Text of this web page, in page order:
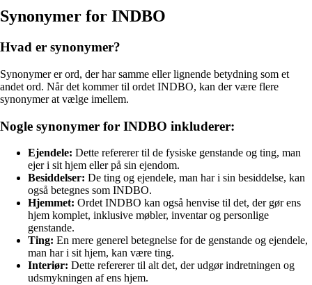
Synonymer for INDBO
Hvad er synonymer?
Synonymer er ord, der har samme eller lignende betydning som et
andet ord. Når det kommer til ordet INDBO, kan der være flere
synonymer at vælge imellem.
Nogle synonymer for INDBO inkluderer:
Ejendele: Dette refererer til de fysiske genstande og ting, man
ejer i sit hjem eller på sin ejendom.
Besiddelser: De ting og ejendele, man har i sin besiddelse, kan
også betegnes som INDBO.
Hjemmet: Ordet INDBO kan også henvise til det, der gør ens
hjem komplet, inklusive møbler, inventar og personlige
genstande.
Ting: En mere generel betegnelse for de genstande og ejendele,
man har i sit hjem, kan være ting.
Interiør: Dette refererer til alt det, der udgør indretningen og
udsmykningen af ens hjem.